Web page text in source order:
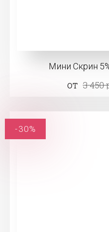
Мини Скрин
от 3 450
-30%